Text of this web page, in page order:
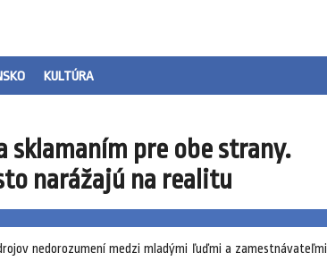
KULTÚRA
sklamaním pre obe strany.
narážajú na realitu
nedorozumení medzi mladými ľuďmi a zamestnávateľmi